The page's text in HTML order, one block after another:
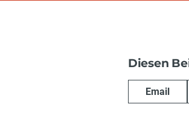
Diesen
Email